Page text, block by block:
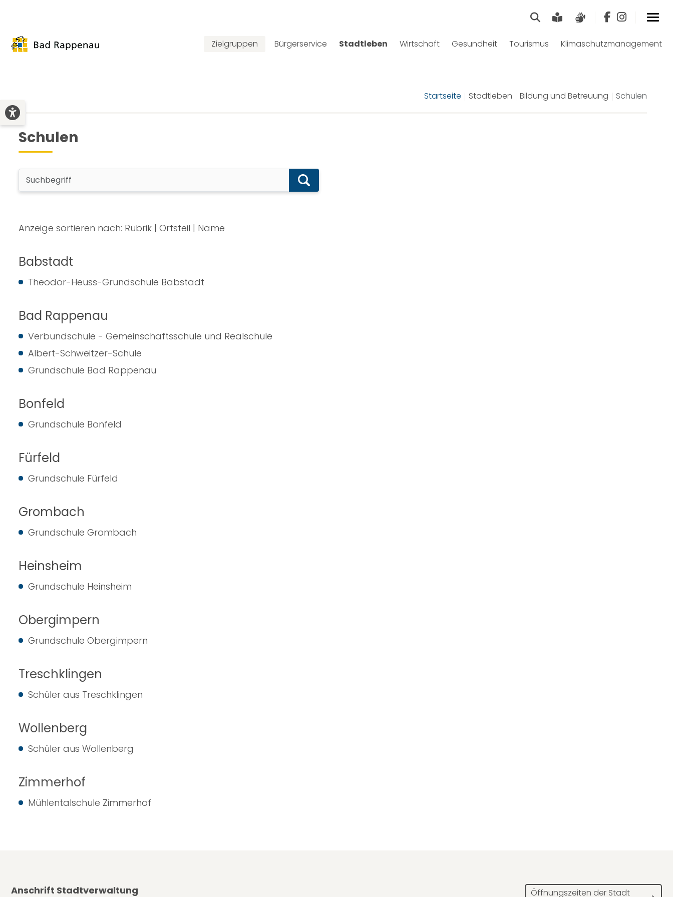
SucheLeichte Sprache
Zielgruppen Bürgerservice Stadtleben Wirtschaft Gesundheit Tourismus Klimaschutzmanagement
Startseite Stadtleben Bildung und Betreuung Schulen
Schulen
Anzeige sortieren nach: Rubrik | Ortsteil | Name
Babstadt
Theodor-Heuss-Grundschule Babstadt
Bad Rappenau
Verbundschule - Gemeinschaftsschule und Realschule
Albert-Schweitzer-Schule
Grundschule Bad Rappenau
Bonfeld
Grundschule Bonfeld
Fürfeld
Grundschule Fürfeld
Grombach
Grundschule Grombach
Heinsheim
Grundschule Heinsheim
Obergimpern
Grundschule Obergimpern
Treschklingen
Schüler aus Treschklingen
Wollenberg
Schüler aus Wollenberg
Zimmerhof
Mühlentalschule Zimmerhof
Anschrift Stadtverwaltung Öffnungszeiten der Stadt